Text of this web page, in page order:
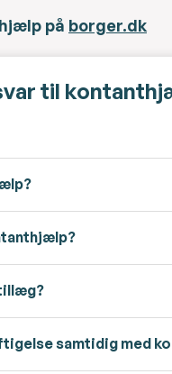
på borger.dk
til
samtidig med